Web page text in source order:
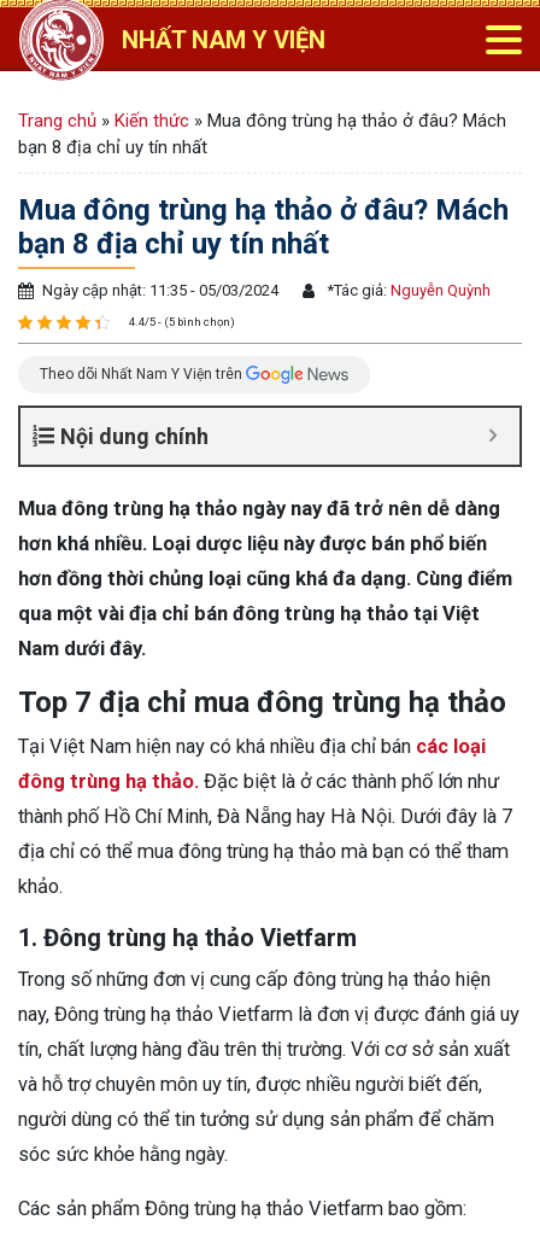
NHẤT NAM Y VIỆN
Trang chủ » Kiến thức » Mua đông trùng hạ thảo ở đâu? Mách
bạn 8 địa chỉ uy tín nhất
Mua đông trùng hạ thảo ở đâu? Mách
bạn 8 địa chỉ uy tín nhất
Ngày cập nhật: 11:35 - 05/03/2024 *Tác giả: Nguyễn Quỳnh
4.4/5 - (5 bình chọn)
Theo dõi Nhất Nam Y Viện trên
Nội dung chính
Mua đông trùng hạ thảo ngày nay đã trở nên dễ dàng
hơn khá nhiều. Loại dược liệu này được bán phổ biến
hơn đồng thời chủng loại cũng khá đa dạng. Cùng điểm
qua một vài địa chỉ bán đông trùng hạ thảo tại Việt
Nam dưới đây.
Top 7 địa chỉ mua đông trùng hạ thảo
Tại Việt Nam hiện nay có khá nhiều địa chỉ bán các loại
đông trùng hạ thảo. Đặc biệt là ở các thành phố lớn như
thành phố Hồ Chí Minh, Đà Nẵng hay Hà Nội. Dưới đây là 7
địa chỉ có thể mua đông trùng hạ thảo mà bạn có thể tham
khảo.
1. Đông trùng hạ thảo Vietfarm
Trong số những đơn vị cung cấp đông trùng hạ thảo hiện
nay, Đông trùng hạ thảo Vietfarm là đơn vị được đánh giá uy
tín, chất lượng hàng đầu trên thị trường. Với cơ sở sản xuất
và hỗ trợ chuyên môn uy tín, được nhiều người biết đến,
người dùng có thể tin tưởng sử dụng sản phẩm để chăm
sóc sức khỏe hằng ngày.
Các sản phẩm Đông trùng hạ thảo Vietfarm bao gồm: